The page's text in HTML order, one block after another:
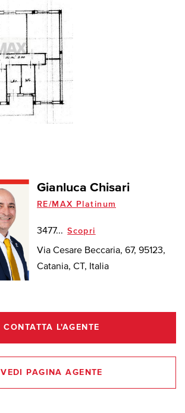
Gianluca Chisari
RE/MAX Platinum
3477... Scopri
Via Cesare Beccaria, 67, 95123,
Catania, CT, Italia
CONTATTA L'AGENTE
VEDI PAGINA AGENTE